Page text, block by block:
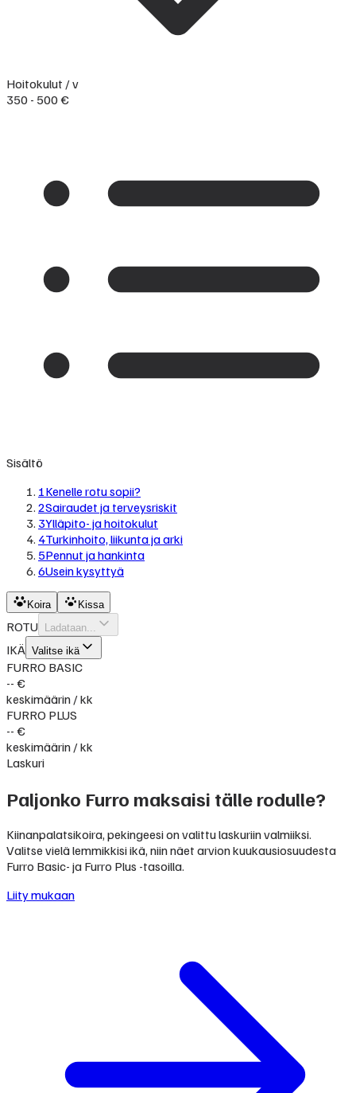
Hoitokulut / v
350 - 500 €
Sisältö
1Kenelle rotu sopii?
2Sairaudet ja terveysriskit
3Ylläpito- ja hoitokulut
4Turkinhoito, liikunta ja arki
5Pennut ja hankinta
6Usein kysyttyä
Koira Kissa
ROTU Ladataan...
IKÄ Valitse ikä
FURRO BASIC
-- €
keskimäärin / kk
FURRO PLUS
-- €
keskimäärin / kk
Laskuri
Paljonko Furro maksaisi tälle rodulle?
Kiinanpalatsikoira, pekingeesi on valittu laskuriin valmiiksi.
Valitse vielä lemmikkisi ikä, niin näet arvion kuukausiosuudesta
Furro Basic- ja Furro Plus -tasoilla.
Liity mukaan